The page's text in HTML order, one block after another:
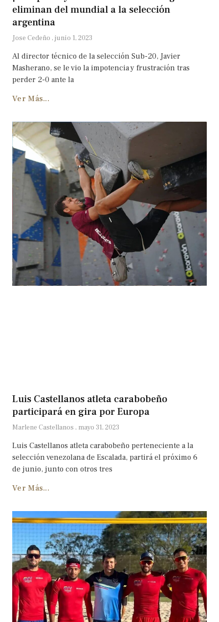
eliminan del mundial a la selección
argentina
Jose Cedeño junio 1, 2023
Al director técnico de la selección Sub-20, Javier
Masherano, se le vio la impotencia y frustración tras
perder 2-0 ante la
Ver Más...
Luis Castellanos atleta carabobeño
participará en gira por Europa
Marlene Castellanos mayo 31, 2023
Luis Castellanos atleta carabobeño perteneciente a la
selección venezolana de Escalada, partirá el próximo 6
de junio, junto con otros tres
Ver Más...